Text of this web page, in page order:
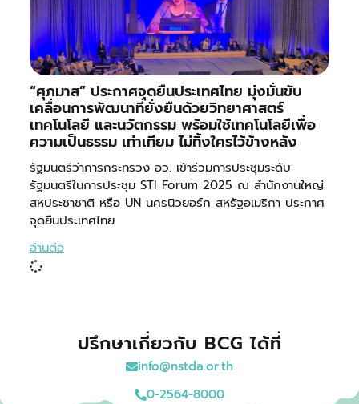
“ศุภมาส” ประกาศจุดยืนประเทศไทย มุ่งมั่นขับ
เคลื่อนการพัฒนาที่ยั่งยืนด้วยวิทยาศาสตร์
เทคโนโลยี และนวัตกรรม พร้อมใช้เทคโนโลยีเพื่อ
ความเป็นธรรม เท่าเทียม ไม่ทิ้งใครไว้ข้างหลัง
รัฐมนตรีว่าการกระทรวง อว. เข้าร่วมการประชุมระดับ
รัฐมนตรีในการประชุม STI Forum 2025 ณ สำนักงานใหญ่
สหประชาชาติ หรือ UN นครนิวยอร์ก สหรัฐอเมริกา ประกาศ
จุดยืนประเทศไทย
อ่านต่อ
ปรึกษาเกี่ยวกับ BCG ได้ที่
info@nstda.or.th
0-2564-8000